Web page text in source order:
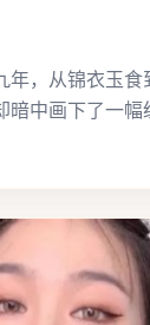
，从锦衣玉食
暗中画下了一幅